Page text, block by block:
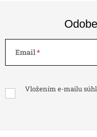
Email
Vložením e-mailu